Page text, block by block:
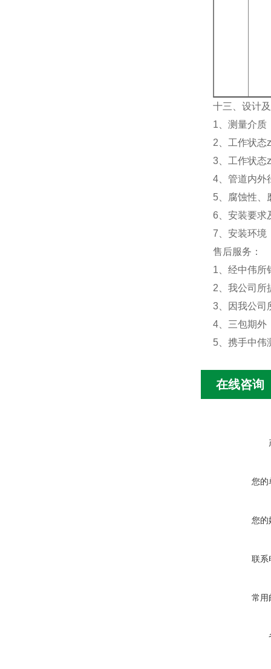
十三、设计
1、测量介质
2、工作状
3、工作状态
4、管道内外
5、腐蚀性、
6、安装要求
7、安装环境
售后服务：
1、经中伟所
2、我公司所
3、因我公司
4、三包期外
5、携手中伟
在线咨询
您的
您的
联系
常用